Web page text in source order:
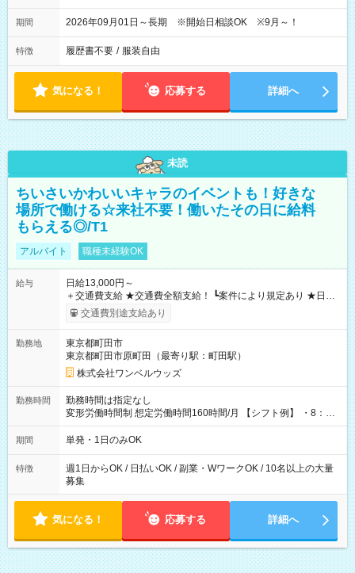
期間 2026年09月01日～長期 ※開始日相談OK ※9月～！
特徴 履歴書不要 / 服装自由
気になる！ 応募する 詳細へ
未読
ちいさいかわいいキャラのイベントも！好きな
場所で働ける☆来社不要！働いたその日に給料
もらえる◎/T1
アルバイト 職種未経験OK
給与
日給13,000円～
＋交通費支給 ★交通費全額支給！ ┗案件により規定あり ★日払
いOK！（規定あり） ┗働いたその日に現金GET♪ お仕事後はコ
ンビニATMから 日払い分を引き落とせます！ 【試用期間】試
交通費別途支給あり
勤務地
東京都町田市
東京都町田市原町田（最寄り駅：町田駅）
株式会社ワンベルウッズ
勤務時間
勤務時間は指定なし
変形労働時間制 想定労働時間160時間/月 【シフト例】 ・8：00
～21：00
期間 単発・1日のみOK
特徴
週1日からOK / 日払いOK / 副業・WワークOK / 10名以上の大量
募集
気になる！ 応募する 詳細へ